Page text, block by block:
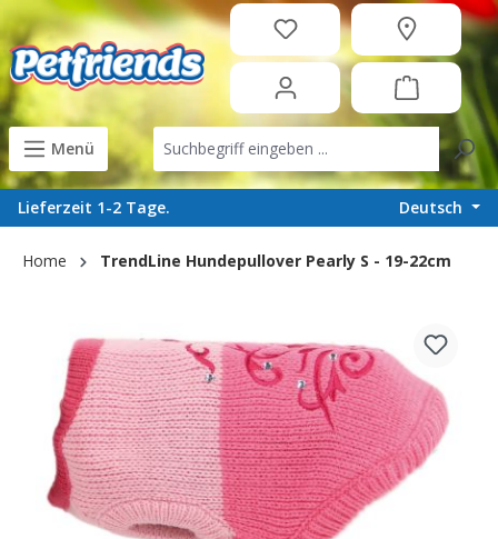
content
Menü
Lieferzeit 1-2 Tage. Deutsch
Home TrendLine Hundepullover Pearly S - 19-22cm